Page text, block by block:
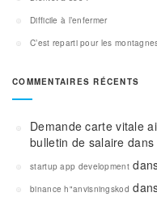
Difficile à l’enfermer
C’est reparti pour les
COMMENTAIRES RÉCENTS
Demande carte vitale
bulletin de salaire dans
startup app development
binance h"anvisningskod